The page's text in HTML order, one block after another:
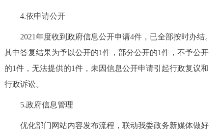
ITALIANO
回到顶部
4.依申请公开
2021年度收到政府信息公开申请4件，已全部按时办结。
其中答复结果为予以公开的1件，部分公开的1件，不予公开
的1件，无法提供的1件，未因信息公开申请引起行政复议和
行政诉讼。
5.政府信息管理
优化部门网站内容发布流程，联动我委政务新媒体做好